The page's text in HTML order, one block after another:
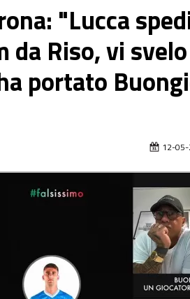
"Lucca
da Riso, vi
portato
12-